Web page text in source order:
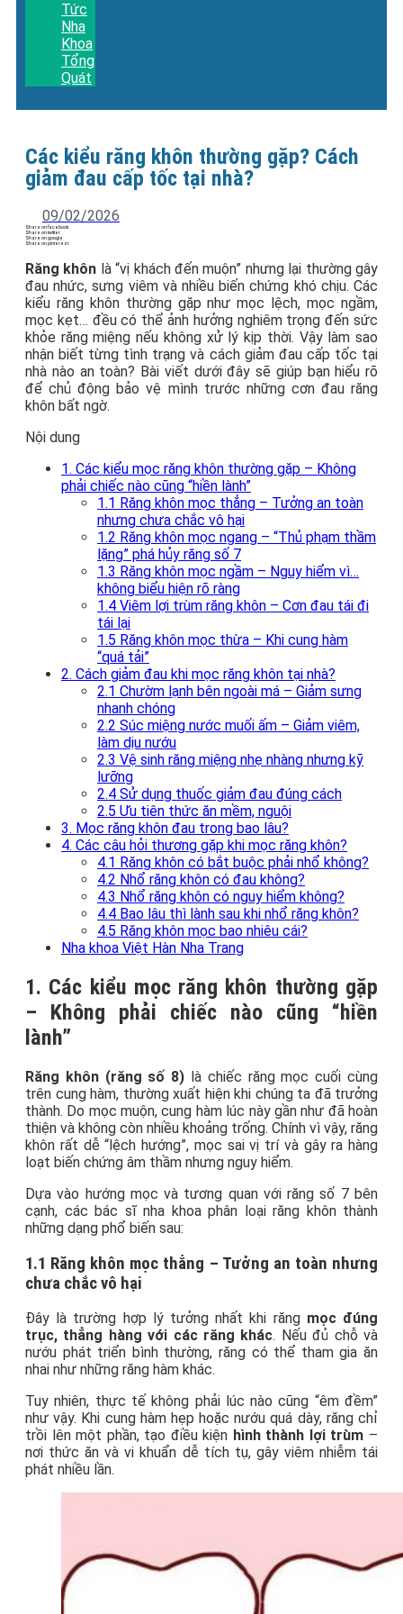
Tức
Nha
Khoa
Tổng
Quát
Các kiểu răng khôn thường gặp? Cách
giảm đau cấp tốc tại nhà?
09/02/2026
Share on facebook
Share on twitter
Share on google
Share on pinterest
Răng khôn là “vị khách đến muộn” nhưng lại thường gây
đau nhức, sưng viêm và nhiều biến chứng khó chịu. Các
kiểu răng khôn thường gặp như mọc lệch, mọc ngầm,
mọc kẹt… đều có thể ảnh hưởng nghiêm trọng đến sức
khỏe răng miệng nếu không xử lý kịp thời. Vậy làm sao
nhận biết từng tình trạng và cách giảm đau cấp tốc tại
nhà nào an toàn? Bài viết dưới đây sẽ giúp bạn hiểu rõ
để chủ động bảo vệ mình trước những cơn đau răng
khôn bất ngờ.
Nội dung
1. Các kiểu mọc răng khôn thường gặp – Không
phải chiếc nào cũng “hiền lành”
1.1 Răng khôn mọc thẳng – Tưởng an toàn
nhưng chưa chắc vô hại
1.2 Răng khôn mọc ngang – “Thủ phạm thầm
lặng” phá hủy răng số 7
1.3 Răng khôn mọc ngầm – Nguy hiểm vì…
không biểu hiện rõ ràng
1.4 Viêm lợi trùm răng khôn – Cơn đau tái đi
tái lại
1.5 Răng khôn mọc thừa – Khi cung hàm
“quá tải”
2. Cách giảm đau khi mọc răng khôn tại nhà?
2.1 Chườm lạnh bên ngoài má – Giảm sưng
nhanh chóng
2.2 Súc miệng nước muối ấm – Giảm viêm,
làm dịu nướu
2.3 Vệ sinh răng miệng nhẹ nhàng nhưng kỹ
lưỡng
2.4 Sử dụng thuốc giảm đau đúng cách
2.5 Ưu tiên thức ăn mềm, nguội
3. Mọc răng khôn đau trong bao lâu?
4. Các câu hỏi thương gặp khi mọc răng khôn?
4.1 Răng khôn có bắt buộc phải nhổ không?
4.2 Nhổ răng khôn có đau không?
4.3 Nhổ răng khôn có nguy hiểm không?
4.4 Bao lâu thì lành sau khi nhổ răng khôn?
4.5 Răng khôn mọc bao nhiêu cái?
Nha khoa Việt Hàn Nha Trang
1. Các kiểu mọc răng khôn thường gặp
– Không phải chiếc nào cũng “hiền
lành”
Răng khôn (răng số 8) là chiếc răng mọc cuối cùng
trên cung hàm, thường xuất hiện khi chúng ta đã trưởng
thành. Do mọc muộn, cung hàm lúc này gần như đã hoàn
thiện và không còn nhiều khoảng trống. Chính vì vậy, răng
khôn rất dễ “lệch hướng”, mọc sai vị trí và gây ra hàng
loạt biến chứng âm thầm nhưng nguy hiểm.
Dựa vào hướng mọc và tương quan với răng số 7 bên
cạnh, các bác sĩ nha khoa phân loại răng khôn thành
những dạng phổ biến sau:
1.1 Răng khôn mọc thẳng – Tưởng an toàn nhưng
chưa chắc vô hại
Đây là trường hợp lý tưởng nhất khi răng mọc đúng
trục, thẳng hàng với các răng khác. Nếu đủ chỗ và
nướu phát triển bình thường, răng có thể tham gia ăn
nhai như những răng hàm khác.
Tuy nhiên, thực tế không phải lúc nào cũng “êm đềm”
như vậy. Khi cung hàm hẹp hoặc nướu quá dày, răng chỉ
trồi lên một phần, tạo điều kiện hình thành lợi trùm –
nơi thức ăn và vi khuẩn dễ tích tụ, gây viêm nhiễm tái
phát nhiều lần.